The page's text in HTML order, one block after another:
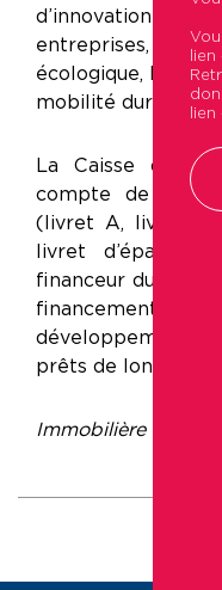
d’innovation :
entreprises, la
écologique, le
mobilité durable.
La Caisse des
compte de l’Etat
(livret A, livret de
livret d’épargne
financeur du
financement de
développement
prêts de long
Immobilière